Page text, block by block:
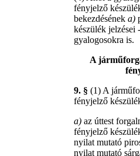
fényjelző
bekezdésének a)
készülék jelzései
gyalogosokra is.
A
9. § (1) A
fényjelző
a) az úttest
fényjelző
nyilat mutató
nyilat mutató